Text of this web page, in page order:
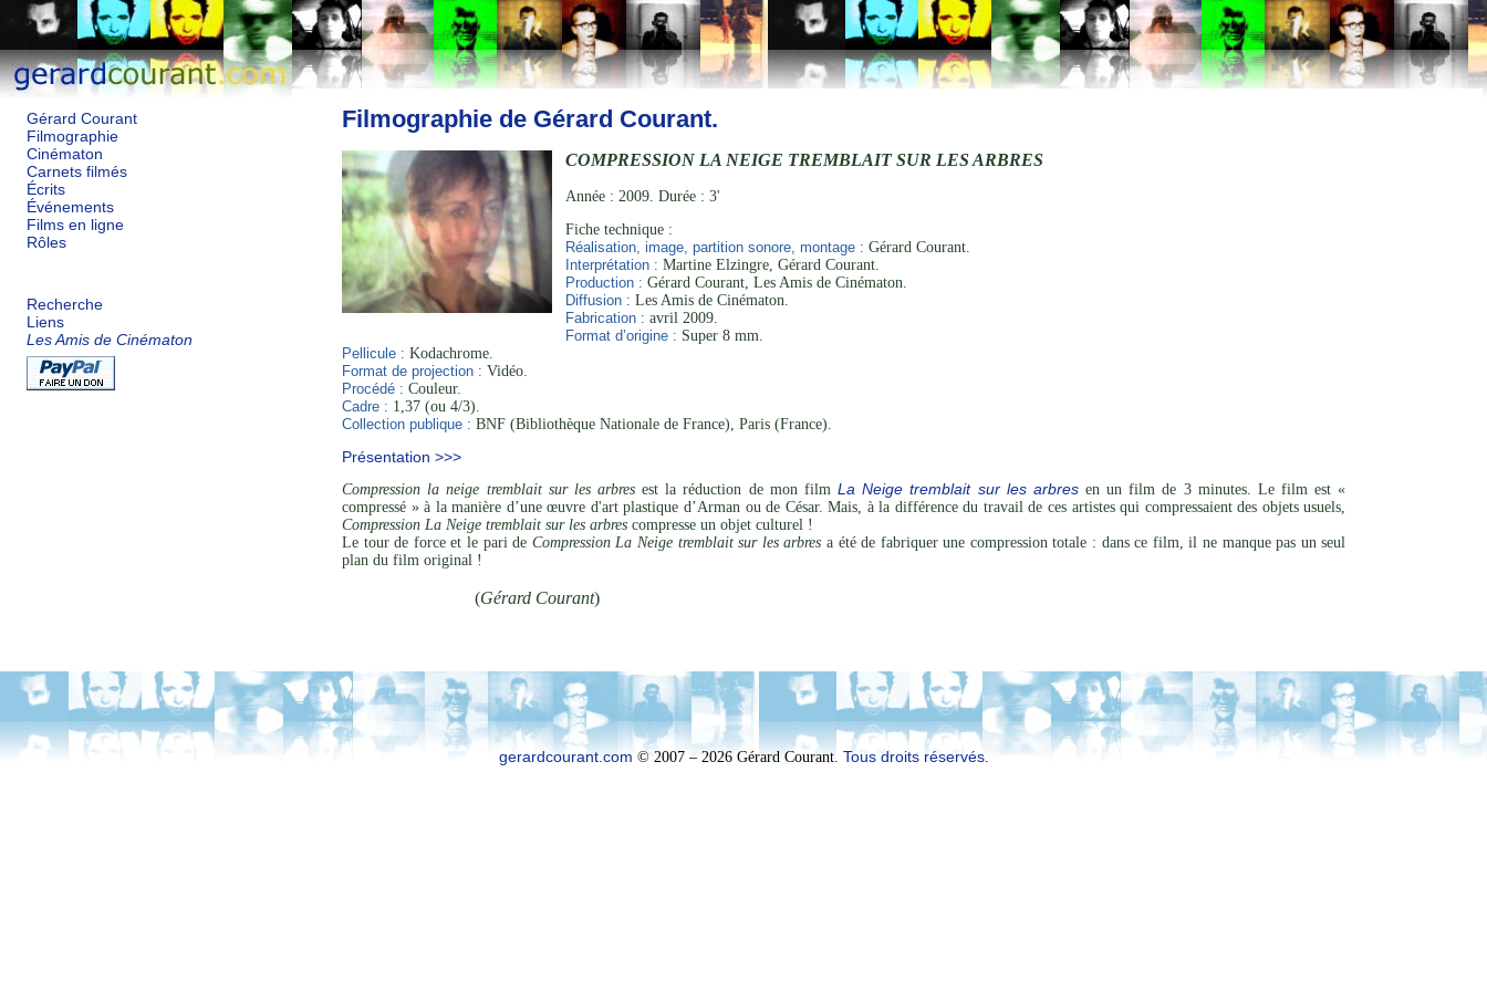
Gérard Courant
Filmographie
Cinématon
Carnets filmés
Écrits
Événements
Films en ligne
Rôles
Recherche
Liens
Les Amis de Cinématon
Filmographie de Gérard Courant.
COMPRESSION LA NEIGE TREMBLAIT SUR LES ARBRES
Année : 2009. Durée : 3'
Fiche technique :
Réalisation, image, partition sonore, montage : Gérard Courant.
Interprétation : Martine Elzingre, Gérard Courant.
Production : Gérard Courant, Les Amis de Cinématon.
Diffusion : Les Amis de Cinématon.
Fabrication : avril 2009.
Format d’origine : Super 8 mm.
Pellicule : Kodachrome.
Format de projection : Vidéo.
Procédé : Couleur.
Cadre : 1,37 (ou 4/3).
Collection publique : BNF (Bibliothèque Nationale de France), Paris (France).
Présentation >>>
Compression la neige tremblait sur les arbres est la réduction de mon filmLa Neige tremblait sur les arbresen un film de 3 minutes. Le film est «
compressé » à la manière d’une œuvre d'art plastique d’Arman ou de César. Mais, à la différence du travail de ces artistes qui compressaient des objets usuels,
Compression La Neige tremblait sur les arbres compresse un objet culturel !
Le tour de force et le pari de Compression La Neige tremblait sur les arbres a été de fabriquer une compression totale : dans ce film, il ne manque pas un seul
plan du film original !
(Gérard Courant)
gerardcourant.com © 2007 – 2026 Gérard Courant. Tous droits réservés.